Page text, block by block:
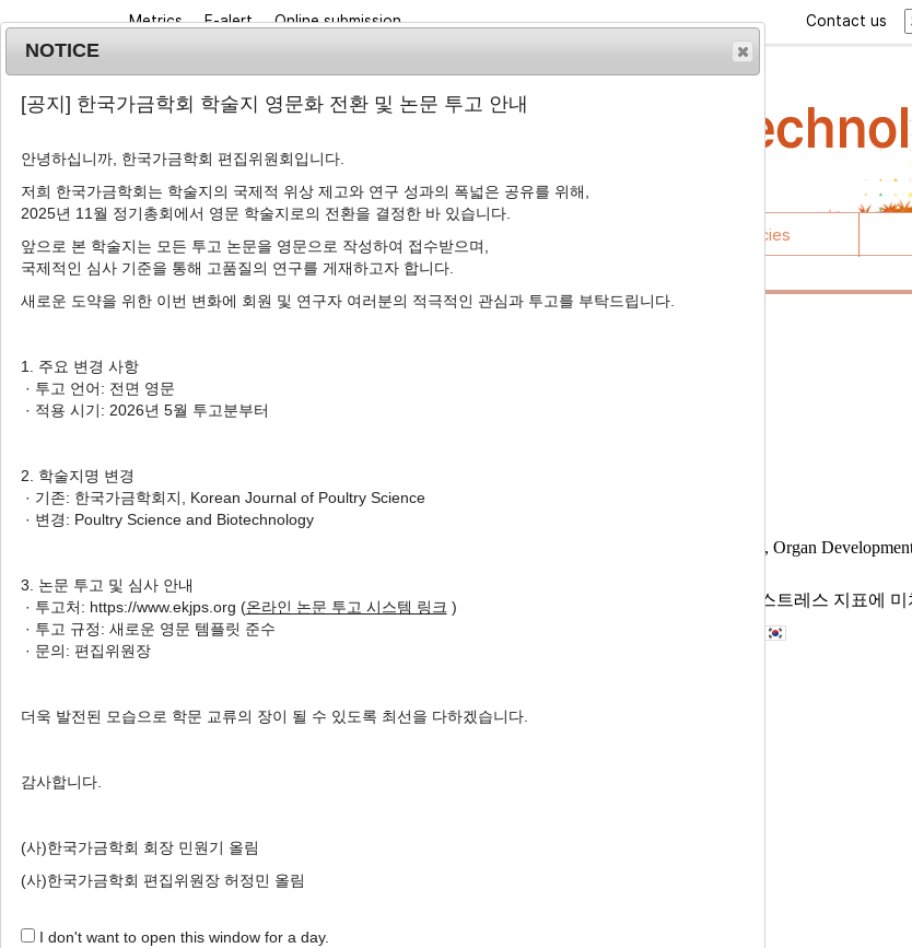
Metrics E-alert Online submission Contact us
Journal info Browse articles Journal policies
Author: Kyu-Sang Lim
1 Articles are founded.
Effects of Ginseng By-Products Supplementation on Performance, Blood Biochemical Profiles, Organ
인삼 부산물의 첨가 급여가 고온 스트레스 하 육계의 생산성, 혈액 조성, 장기 발달 및 스트레스 지표에
Jun-Ho Lee , Ji-Won Yoon
이준호, 윤지원, 김봉기, 박희복, 임규상, 김지혁
https://doi.org/10.5536/KJPS.2022.49.4.255
NOTICE
[공지] 한국가금학회 학술지 영문화 전환 및 논문 투고 안내
안녕하십니까, 한국가금학회 편집위원회입니다.
저희 한국가금학회는 학술지의 국제적 위상 제고와 연구 성과의 폭넓은 공유를 위해,
2025년 11월 정기총회에서 영문 학술지로의 전환을 결정한 바 있습니다.
앞으로 본 학술지는 모든 투고 논문을 영문으로 작성하여 접수받으며,
국제적인 심사 기준을 통해 고품질의 연구를 게재하고자 합니다.
새로운 도약을 위한 이번 변화에 회원 및 연구자 여러분의 적극적인 관심과 투고를 부탁드립니다.
1. 주요 변경 사항
· 투고 언어: 전면 영문
· 적용 시기: 2026년 5월 투고분부터
2. 학술지명 변경
· 기존: 한국가금학회지, Korean Journal of Poultry Science
· 변경: Poultry Science and Biotechnology
3. 논문 투고 및 심사 안내
· 투고처: https://www.ekjps.org (온라인 논문 투고 시스템 링크 )
· 투고 규정: 새로운 영문 템플릿 준수
· 문의: 편집위원장
더욱 발전된 모습으로 학문 교류의 장이 될 수 있도록 최선을 다하겠습니다.
감사합니다.
(사)한국가금학회 회장 민원기 올림
(사)한국가금학회 편집위원장 허정민 올림
I don't want to open this window for a day.